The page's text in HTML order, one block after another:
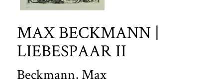
MAX BECKMANN |
LIEBESPAAR II
Beckmann, Max